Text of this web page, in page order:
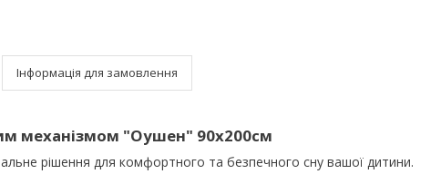
Інформація для замовлення
механізмом "Оушен" 90х200см
рішення для комфортного та безпечного сну вашої дитини.